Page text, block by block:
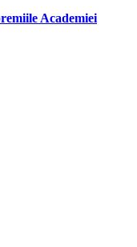
Academiei